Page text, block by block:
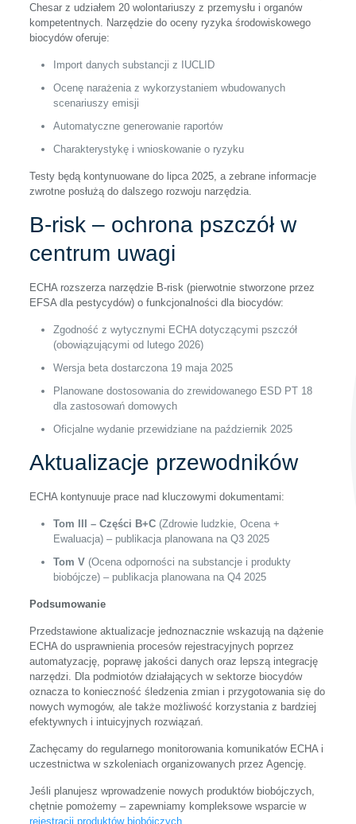
Chesar z udziałem 20 wolontariuszy z przemysłu i organów
kompetentnych. Narzędzie do oceny ryzyka środowiskowego
biocydów oferuje:
Import danych substancji z IUCLID
Ocenę narażenia z wykorzystaniem wbudowanych
scenariuszy emisji
Automatyczne generowanie raportów
Charakterystykę i wnioskowanie o ryzyku
Testy będą kontynuowane do lipca 2025, a zebrane informacje
zwrotne posłużą do dalszego rozwoju narzędzia.
B-risk – ochrona pszczół w
centrum uwagi
ECHA rozszerza narzędzie B-risk (pierwotnie stworzone przez
EFSA dla pestycydów) o funkcjonalności dla biocydów:
Zgodność z wytycznymi ECHA dotyczącymi pszczół
(obowiązującymi od lutego 2026)
Wersja beta dostarczona 19 maja 2025
Planowane dostosowania do zrewidowanego ESD PT 18
dla zastosowań domowych
Oficjalne wydanie przewidziane na październik 2025
Aktualizacje przewodników
ECHA kontynuuje prace nad kluczowymi dokumentami:
Tom III – Części B+C(Zdrowie ludzkie, Ocena +
Ewaluacja) – publikacja planowana na Q3 2025
Tom V(Ocena odporności na substancje i produkty
biobójcze) – publikacja planowana na Q4 2025
Podsumowanie
Przedstawione aktualizacje jednoznacznie wskazują na dążenie
ECHA do usprawnienia procesów rejestracyjnych poprzez
automatyzację, poprawę jakości danych oraz lepszą integrację
narzędzi. Dla podmiotów działających w sektorze biocydów
oznacza to konieczność śledzenia zmian i przygotowania się do
nowych wymogów, ale także możliwość korzystania z bardziej
efektywnych i intuicyjnych rozwiązań.
Zachęcamy do regularnego monitorowania komunikatów ECHA i
uczestnictwa w szkoleniach organizowanych przez Agencję.
Jeśli planujesz wprowadzenie nowych produktów biobójczych,
chętnie pomożemy – zapewniamy kompleksowe wsparcie w
rejestracji produktów biobójczych.